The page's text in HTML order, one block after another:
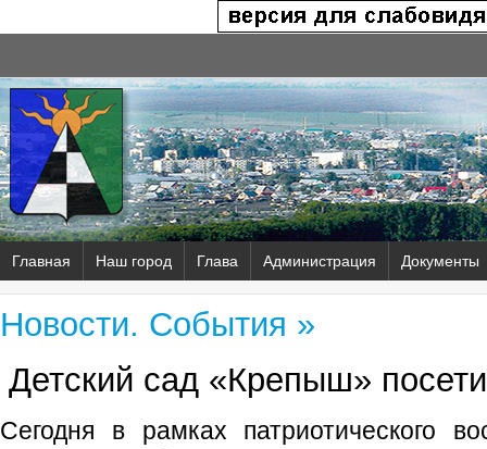
Главная Наш город Глава Администрация Документы
Новости. События »
Детский сад «Крепыш»
Сегодня в рамках патриотического